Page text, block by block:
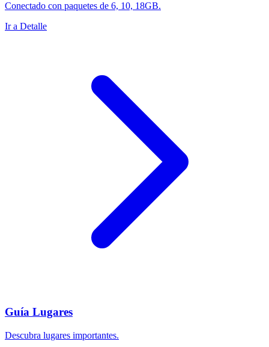
Conectado con paquetes de 6, 10, 18GB.
Ir a Detalle
Guía Lugares
Descubra lugares importantes.